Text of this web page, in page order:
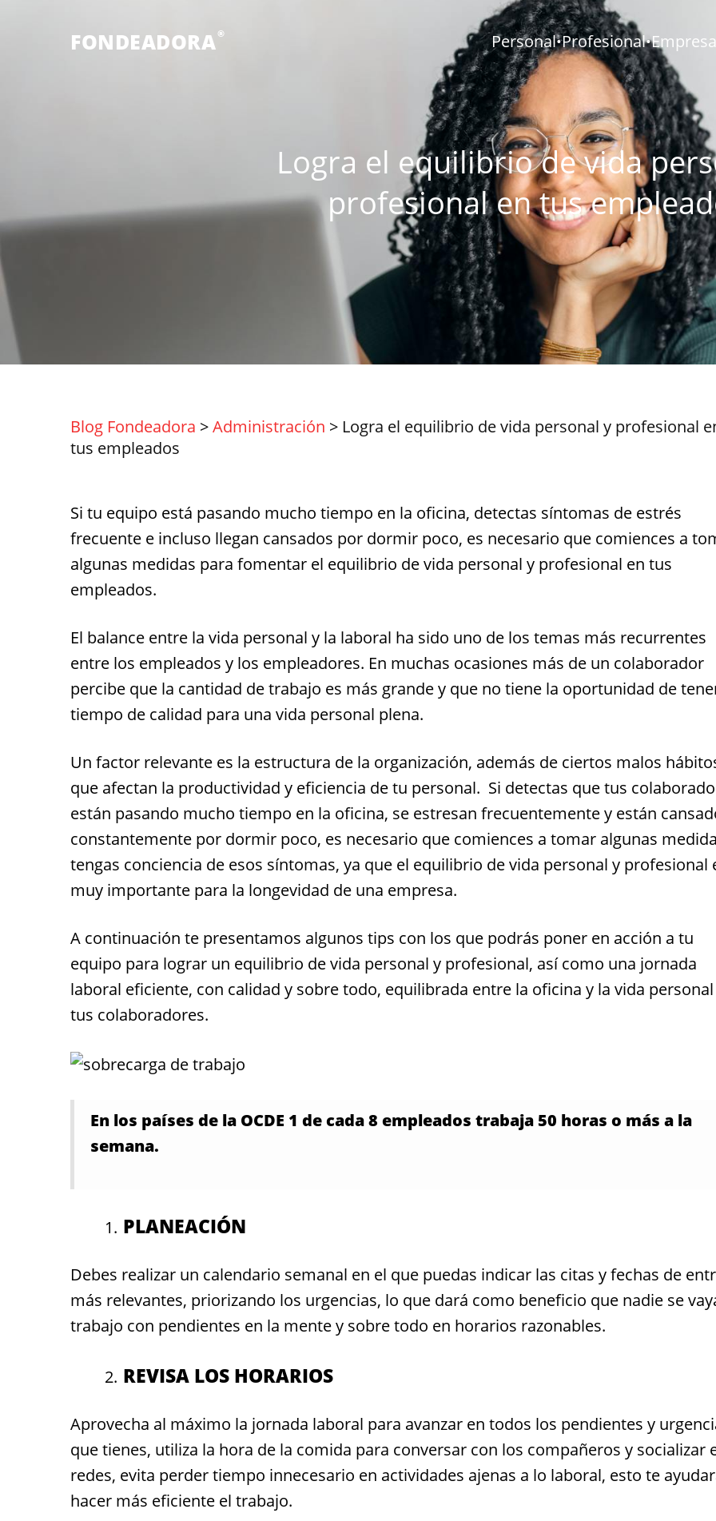
FONDEADORA ® Personal•Profesional•
Logra el equilibrio de vida
profesional en tus
Blog Fondeadora >Administración > Logra el equilibrio de vida personal y profesional
tus empleados
Si tu equipo está pasando mucho tiempo en la oficina, detectas síntomas de estrés
frecuente e incluso llegan cansados por dormir poco, es necesario que comiences a
algunas medidas para fomentar el equilibrio de vida personal y profesional en tus
empleados.
El balance entre la vida personal y la laboral ha sido uno de los temas más recurrentes
entre los empleados y los empleadores. En muchas ocasiones más de un colaborador
percibe que la cantidad de trabajo es más grande y que no tiene la oportunidad de
tiempo de calidad para una vida personal plena.
Un factor relevante es la estructura de la organización, además de ciertos malos
que afectan la productividad y eficiencia de tu personal. Si detectas que tus
están pasando mucho tiempo en la oficina, se estresan frecuentemente y están
constantemente por dormir poco, es necesario que comiences a tomar algunas
tengas conciencia de esos síntomas, ya que el equilibrio de vida personal y profesional
muy importante para la longevidad de una empresa.
A continuación te presentamos algunos tips con los que podrás poner en acción a tu
equipo para lograr un equilibrio de vida personal y profesional, así como una jornada
laboral eficiente, con calidad y sobre todo, equilibrada entre la oficina y la vida
tus colaboradores.
En los países de la OCDE 1 de cada 8 empleados trabaja 50 horas o más a la
semana.
PLANEACIÓN
Debes realizar un calendario semanal en el que puedas indicar las citas y fechas de
más relevantes, priorizando los urgencias, lo que dará como beneficio que nadie se
trabajo con pendientes en la mente y sobre todo en horarios razonables.
REVISA LOS HORARIOS
Aprovecha al máximo la jornada laboral para avanzar en todos los pendientes y
que tienes, utiliza la hora de la comida para conversar con los compañeros y socializar
redes, evita perder tiempo innecesario en actividades ajenas a lo laboral, esto te
hacer más eficiente el trabajo.